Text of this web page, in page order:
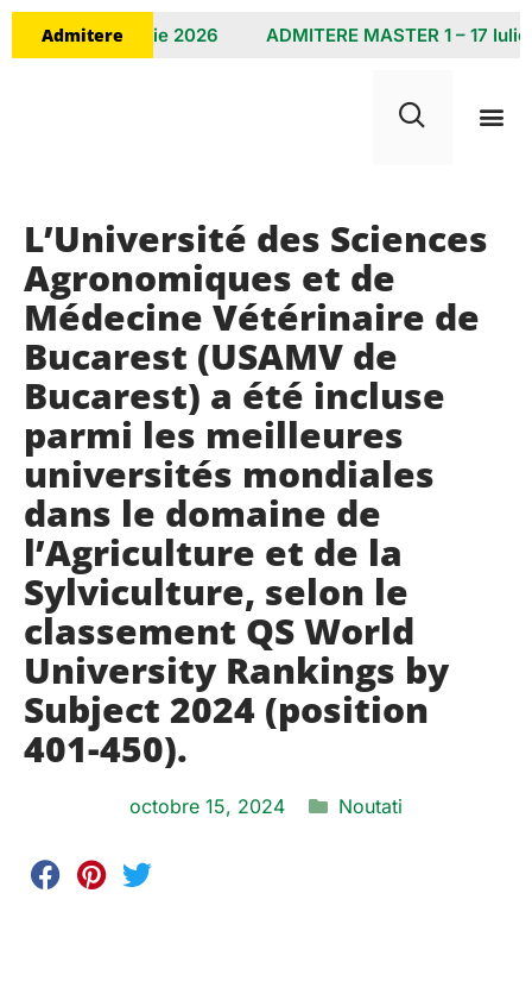
Admitere
8 – 23 Iulie 2026 ADMITERE MASTER 1 – 17 Iulie
L’Université des Sciences
Agronomiques et de
Médecine Vétérinaire de
Bucarest (USAMV de
Bucarest) a été incluse
parmi les meilleures
universités mondiales
dans le domaine de
l’Agriculture et de la
Sylviculture, selon le
classement QS World
University Rankings by
Subject 2024 (position
401-450).
octobre 15, 2024 Noutati